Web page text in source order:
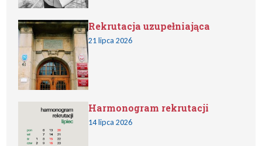
Rekrutacja uzupełniająca
21 lipca 2026
Harmonogram rekrutacji
14 lipca 2026